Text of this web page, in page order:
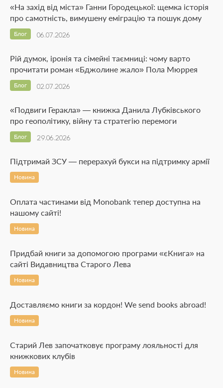
«На захід від міста» Ганни Городецької: щемка історія
про самотність, вимушену еміграцію та пошук дому
06.07.2026
Блог
Рій думок, іронія та сімейні таємниці: чому варто
прочитати роман «Бджолине жало» Пола Мюррея
02.07.2026
Блог
«Подвиги Геракла» — книжка Данила Лубківського
про геополітику, війну та стратегію перемоги
29.06.2026
Блог
Підтримай ЗСУ — перерахуй букси на підтримку армії
Новина
Оплата частинами від Monobank тепер доступна на
нашому сайті!
Новина
Придбай книги за допомогою програми «єКнига» на
сайті Видавництва Старого Лева
Новина
Доставляємо книги за кордон! We send books abroad!
Новина
Старий Лев започатковує програму лояльності для
книжкових клубів
Новина